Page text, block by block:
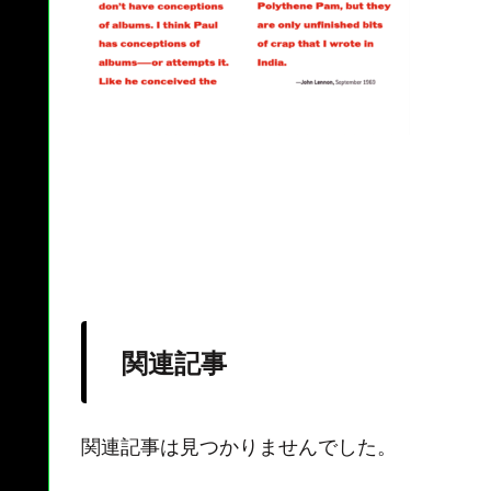
関連記事
関連記事は見つかりませんでした。